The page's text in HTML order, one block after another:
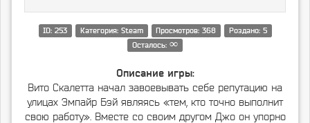
ID: 253 Категория: Steam Просмотров: 368
Роздано: 5
Осталось: ∞
Описание игры:
Вито Скалетта начал завоевывать себе репутацию на
улицах Эмпайр Бэй являясь «тем, кто точно выполнит
свою работу». Вместе со своим другом Джо он упорно